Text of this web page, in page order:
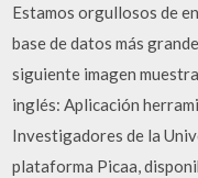
Estamos orgullosos de
base de datos más
siguiente imagen
inglés: Aplicación
Investigadores de la
plataforma Picaa,